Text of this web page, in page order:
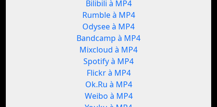
Bilibili à MP4
Rumble à MP4
Odysee à MP4
Bandcamp à MP4
Mixcloud à MP4
Spotify à MP4
Flickr à MP4
Ok.Ru à MP4
Weibo à MP4